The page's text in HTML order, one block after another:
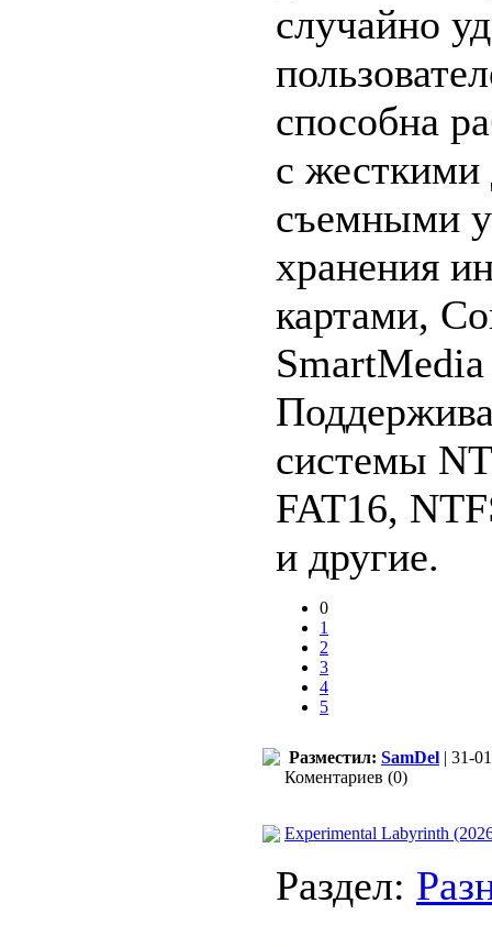
случайно
способна
с жесткими
съемными
хранения
картами,
системы
FAT16,
и другие.
0
1
2
3
4
5
Разместил: SamDel | 31-
Коментариев (0)
Experimental Labyrinth
Раздел: